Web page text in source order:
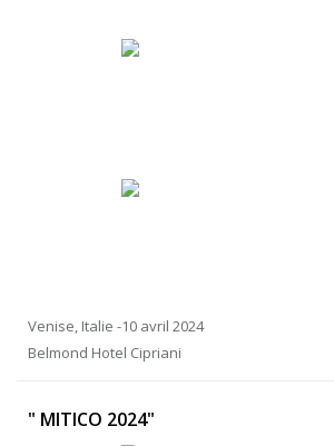
Venise, Italie -10 avril 2024
Belmond Hotel Cipriani
" MITICO 2024"